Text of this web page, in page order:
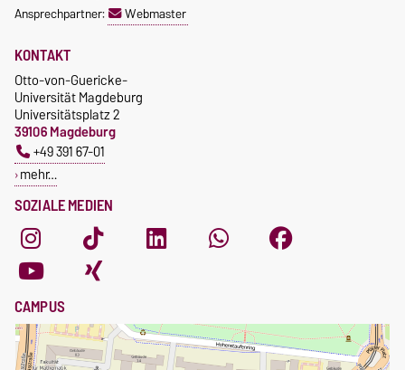
Ansprechpartner:
Webmaster
SOZIALE MEDIEN
KONTAKT
Otto-von-Guericke-
Universität Magdeburg
Universitätsplatz 2
39106 Magdeburg
+49 391 67-01
mehr…
CAMPUS